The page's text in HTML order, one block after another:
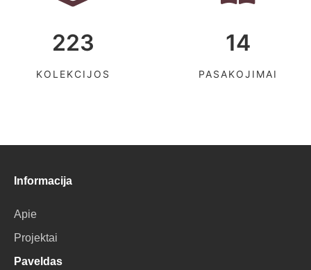
223
KOLEKCIJOS
14
PASAKOJIMAI
Informacija
Apie
Projektai
Paveldas